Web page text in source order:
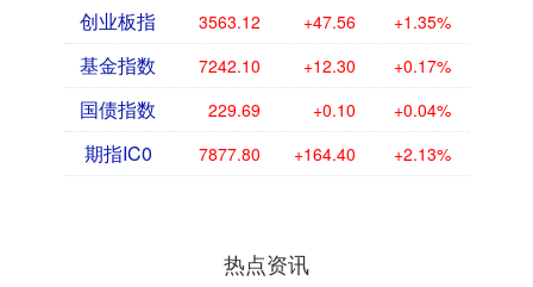
创业板指 3563.12 +47.56 +1.35%
基金指数 7242.10 +12.30 +0.17%
国债指数 229.69 +0.10 +0.04%
期指IC0 7877.80 +164.40 +2.13%
热点资讯